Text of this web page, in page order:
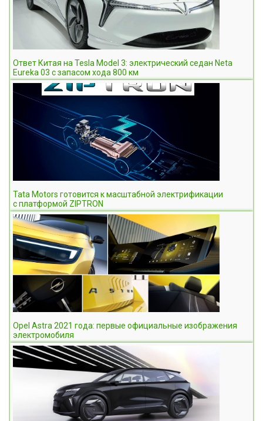
Ответ Китая на Tesla Model 3: электрический седан Neta
Eureka 03 с запасом хода 800 км
Tata Motors готовится к масштабной электрификации
с платформой ZIPTRON
Opel Astra 2021 года: первые официальные изображения
электромобиля